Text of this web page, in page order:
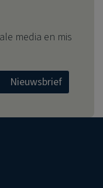
media en mis
Nieuwsbrief